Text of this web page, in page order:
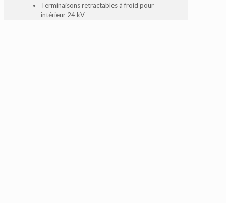
Terminaisons retractables à froid pour
intérieur 24 kV